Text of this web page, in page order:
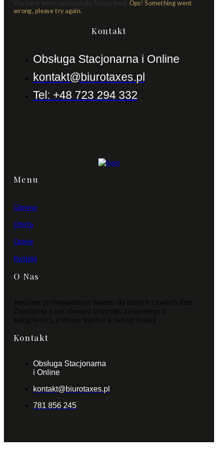
You have been successfully Subscribed!
Ops! Something went
wrong, please try again.
Kontakt
Obsługa Stacjonarna i Online
kontakt@biurotaxes.pl
Tel: +48 723 294 332
Menu
Głowna
Oferta
Opinie
Kontakt
O Nas
Jesteśmy profesjonalnym biurem dla dużych i małych firm.
Znajdziesz u nas również wszystko związanego z
księgowości, jesteśmy topowi w naszej branży
Kontakt
Obsługa Stacjonarna
i Online
kontakt@biurotaxes.pl
781 856 245